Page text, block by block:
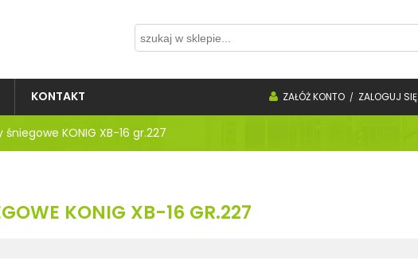
KONTAKT ZAŁÓŻ KONTO ZALOGUJ SIĘ
KONIG XB-16 gr.227
KONIG XB-16 GR.227